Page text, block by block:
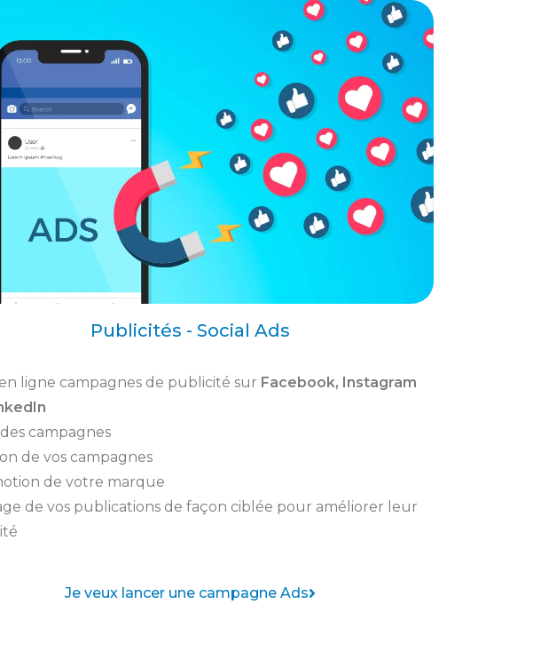
Publicités - Social Ads​
ligne campagnes de publicité sur Facebook, Instagram
campagnes
de vos campagnes
de votre marque
de vos publications de façon ciblée pour améliorer leur
Je veux lancer une campagne Ads